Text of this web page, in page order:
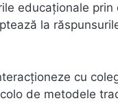
educaționale
la
cu
de metodele